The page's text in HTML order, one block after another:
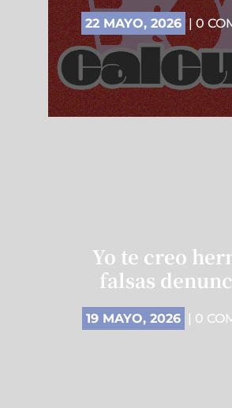
22 MAYO, 2026 | 0
Yo te creo
falsas
19 MAYO, 2026 | 0